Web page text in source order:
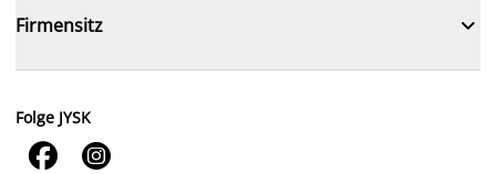
Firmensitz 
Folge JYSK
 